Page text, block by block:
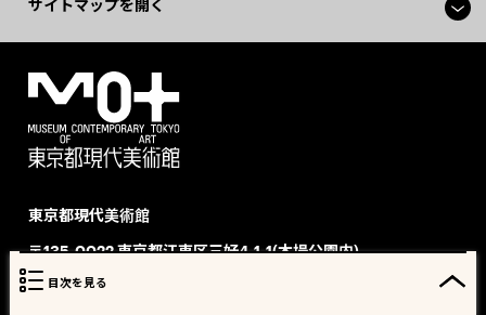
目次を見る
サイトマップを開く
東京都現代美術館
〒135-0022 東京都江東区三好4-1-1(木場公園内)
TEL：03-5245-4111（代表）